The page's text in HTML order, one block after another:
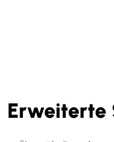
Erweiterte